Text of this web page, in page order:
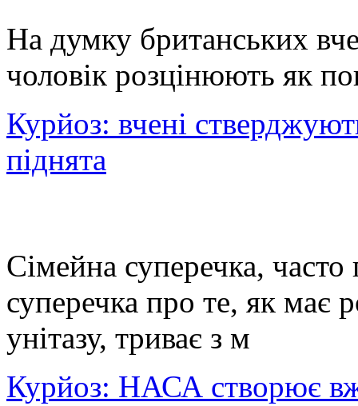
На думку британських
чоловік розцінюють як
Курйоз: вчені
піднята
Сімейна суперечка,
суперечка про те, як має
унітазу, триває з м
Курйоз: НАСА створює